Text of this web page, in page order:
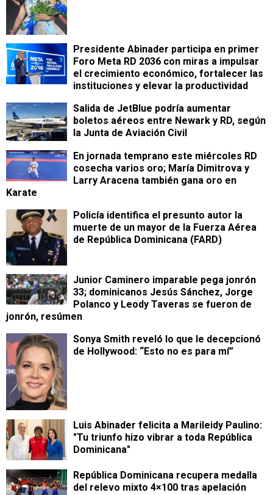
Presidente Abinader participa en primer
Foro Meta RD 2036 con miras a impulsar
el crecimiento económico, fortalecer las
instituciones y elevar la productividad
Salida de JetBlue podría aumentar
boletos aéreos entre Newark y RD, según
la Junta de Aviación Civil
En jornada temprano este miércoles RD
cosecha varios oro; María Dimitrova y
Larry Aracena también gana oro en
Karate
Policía identifica el presunto autor la
muerte de un mayor de la Fuerza Aérea
de República Dominicana (FARD)
Junior Caminero imparable pega jonrón
33; dominicanos Jesús Sánchez, Jorge
Polanco y Leody Taveras se fueron de
jonrón, resúmen
Sonya Smith reveló lo que le decepcionó
de Hollywood: “Esto no es para mí”
Luis Abinader felicita a Marileidy Paulino:
"Tu triunfo hizo vibrar a toda República
Dominicana"
República Dominicana recupera medalla
del relevo mixto 4×100 tras apelación